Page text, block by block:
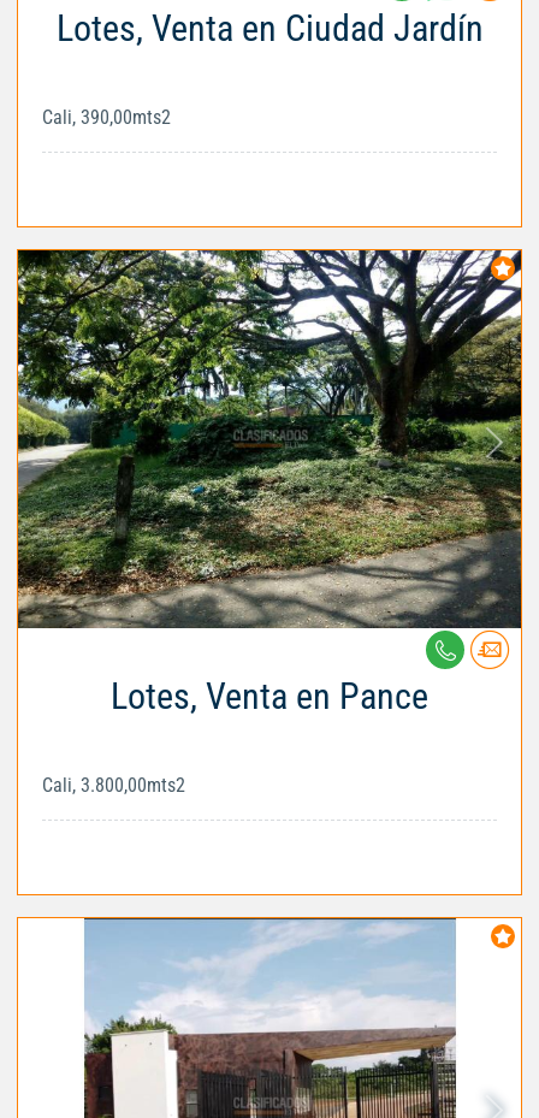
Lotes, Venta en Ciudad Jardín
Cali, 390,00mts2
Lotes, Venta en Pance
Cali, 3.800,00mts2